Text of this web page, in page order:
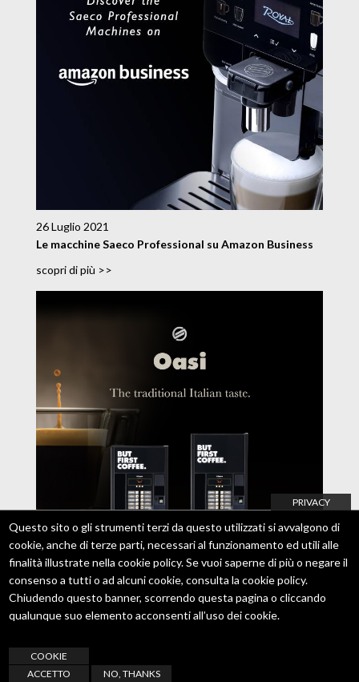
26 Luglio 2021
Le macchine Saeco Professional su Amazon Business
scopri di più >>
21 Luglio 2021
Oasi, il grande caffè dal gusto italiano.
PRIVACY
Questo sito o gli strumenti terzi da questo utilizzati si avvalgono di
cookie, anche di terze parti, necessari al funzionamento ed utili alle
finalità illustrate nella cookie policy. Se vuoi saperne di più o negare il
consenso a tutti o ad alcuni cookie, consulta lacookie policy.
Chiudendo questo banner, scorrendo questa pagina o cliccando
qualunque suo elemento acconsenti all’uso dei cookie.
COOKIE
ACCETTO
NO, THANKS